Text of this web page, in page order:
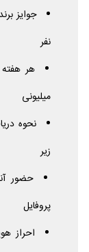
نفر
میلیونی
نحوه
زیر
حضور
پروفایل
احراز